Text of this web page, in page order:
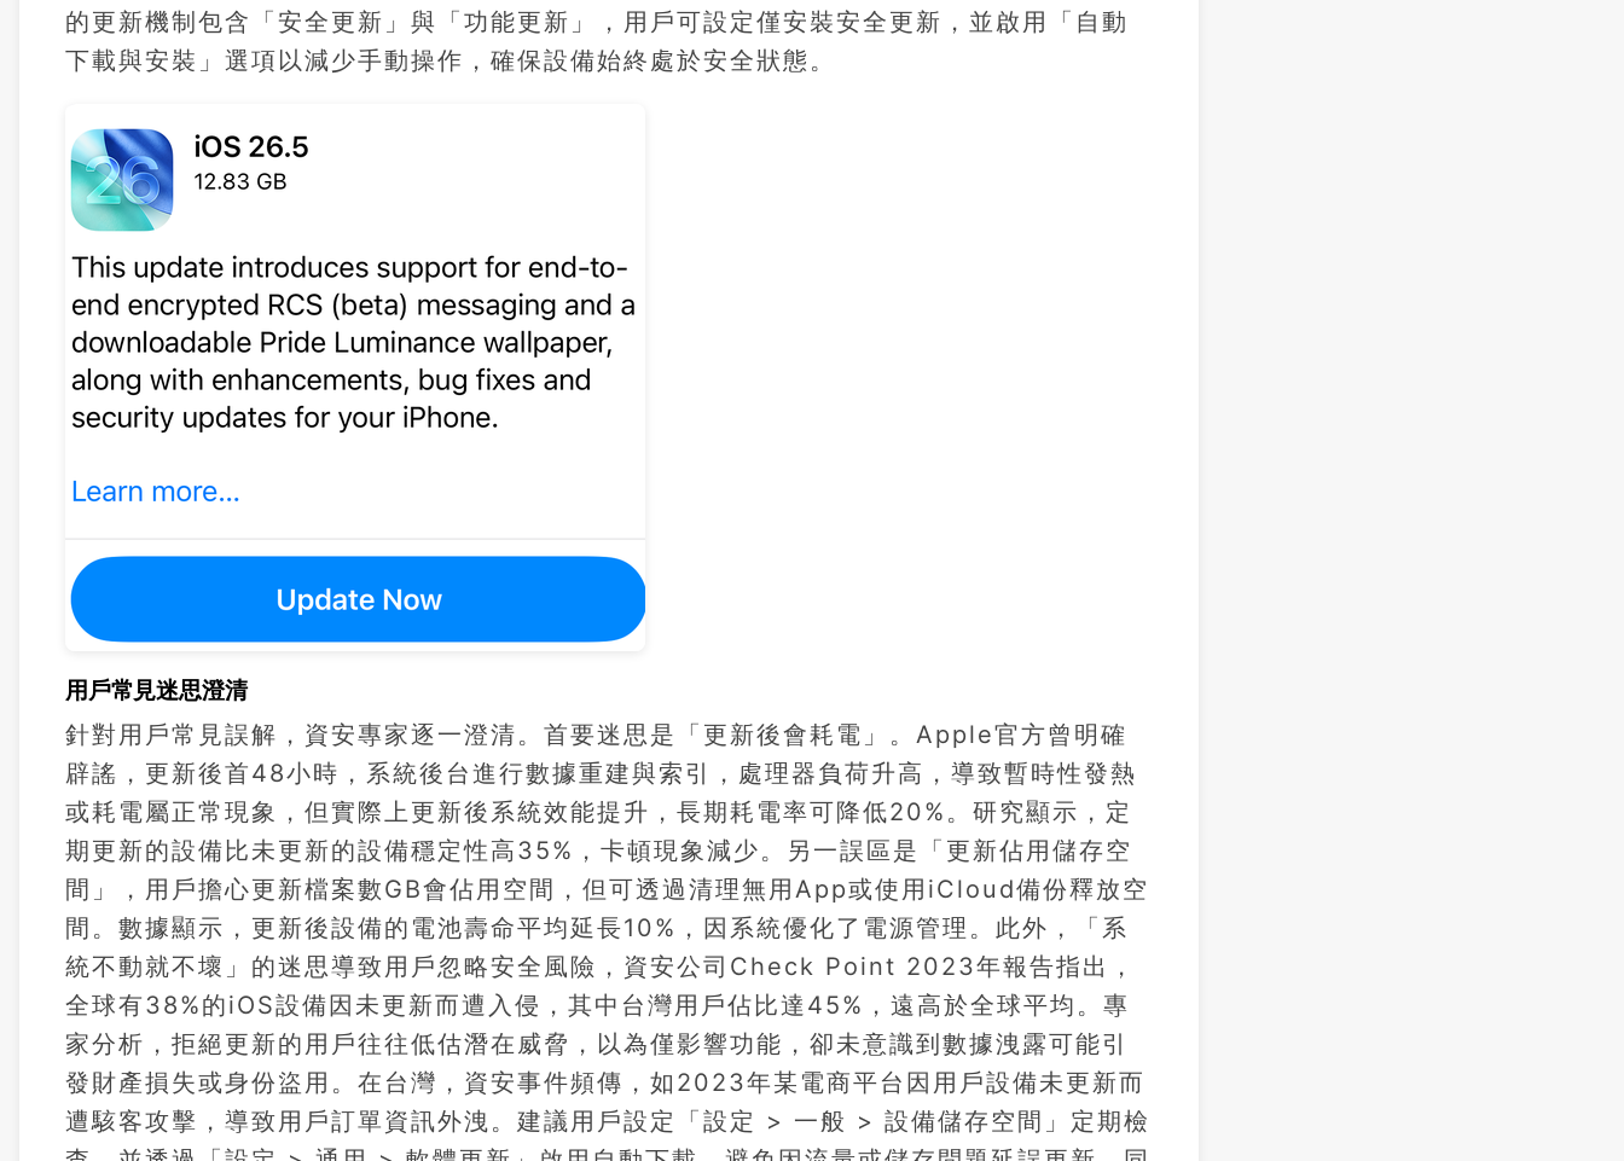
的更新機制包含「安全更新」與「功能更新」，用戶可設定僅安裝安全更新，並啟用「自動
下載與安裝」選項以減少手動操作，確保設備始終處於安全狀態。
用戶常見迷思澄清
針對用戶常見誤解，資安專家逐一澄清。首要迷思是「更新後會耗電」。Apple官方曾明確
辟謠，更新後首48小時，系統後台進行數據重建與索引，處理器負荷升高，導致暫時性發熱
或耗電屬正常現象，但實際上更新後系統效能提升，長期耗電率可降低20%。研究顯示，定
期更新的設備比未更新的設備穩定性高35%，卡頓現象減少。另一誤區是「更新佔用儲存空
間」，用戶擔心更新檔案數GB會佔用空間，但可透過清理無用App或使用iCloud備份釋放空
間。數據顯示，更新後設備的電池壽命平均延長10%，因系統優化了電源管理。此外，「系
統不動就不壞」的迷思導致用戶忽略安全風險，資安公司Check Point 2023年報告指出，
全球有38%的iOS設備因未更新而遭入侵，其中台灣用戶佔比達45%，遠高於全球平均。專
家分析，拒絕更新的用戶往往低估潛在威脅，以為僅影響功能，卻未意識到數據洩露可能引
發財產損失或身份盜用。在台灣，資安事件頻傳，如2023年某電商平台因用戶設備未更新而
遭駭客攻擊，導致用戶訂單資訊外洩。建議用戶設定「設定 > 一般 > 設備儲存空間」定期檢